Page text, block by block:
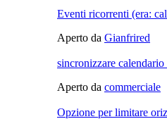
Eventi ricorrenti (era:
Aperto da Gianfrired
sincronizzare
Aperto da commerciale
Opzione per limitare